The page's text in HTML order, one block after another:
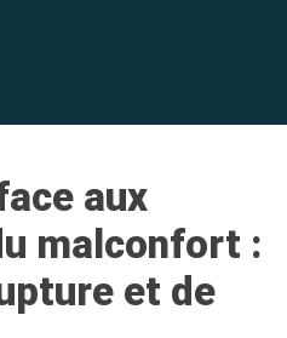
aux
malconfort :
et de